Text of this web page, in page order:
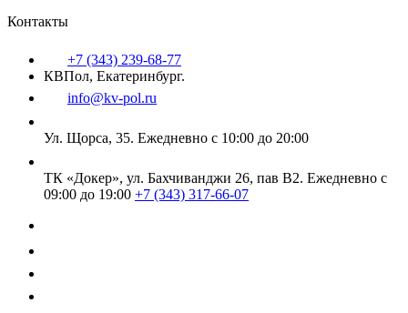
Контакты
+7 (343) 239-68-77
КВПол, Екатеринбург.
info@kv-pol.ru
Ул. Щорса, 35. Ежедневно с 10:00 до 20:00
ТК «Докер», ул. Бахчиванджи 26, пав В2. Ежедневно с
09:00 до 19:00 +7 (343) 317-66-07